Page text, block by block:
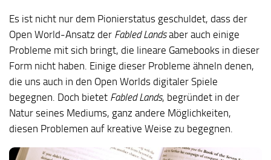
Es ist nicht nur dem Pionierstatus geschuldet, dass der
Open World-Ansatz der Fabled Landsaber auch einige
Probleme mit sich bringt, die lineare Gamebooks in dieser
Form nicht haben. Einige dieser Probleme ähneln denen,
die uns auch in den Open Worlds digitaler Spiele
begegnen. Doch bietet Fabled Lands, begründet in der
Natur seines Mediums, ganz andere Möglichkeiten,
diesen Problemen auf kreative Weise zu begegnen.